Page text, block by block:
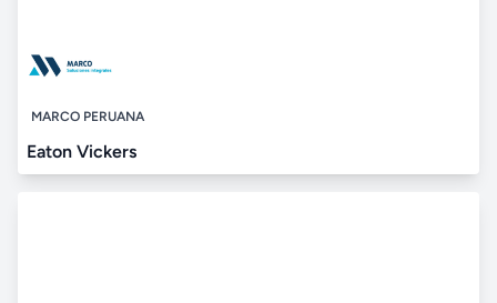
MARCO PERUANA
Eaton Vickers